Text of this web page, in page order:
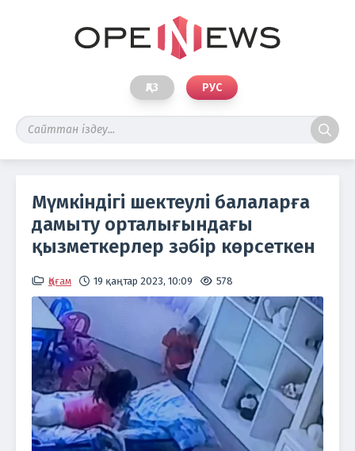
ҚАЗ РУС
Мүмкіндігі шектеулі балаларға
дамыту орталығындағы
қызметкерлер зәбір көрсеткен
Қоғам 19 қаңтар 2023, 10:09 578